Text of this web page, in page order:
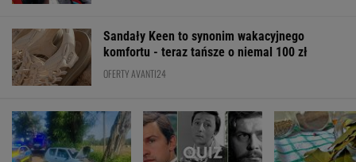
Sandały Keen to synonim wakacyjnego
komfortu - teraz tańsze o niemal 100 zł
OFERTY AVANTI24